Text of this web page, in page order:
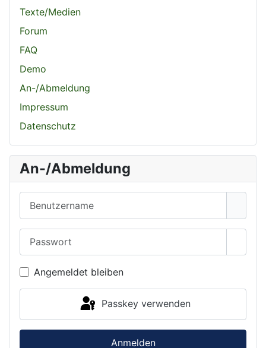
Texte/Medien
Forum
FAQ
Demo
An-/Abmeldung
Impressum
Datenschutz
An-/Abmeldung
Angemeldet bleiben
Passkey verwenden
Anmelden